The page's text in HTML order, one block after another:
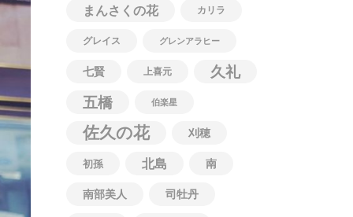
まんさくの花 カリラ
グレイス グレンアラヒー
七賢 上喜元
久礼
五橋
伯楽星
佐久の花 刈穂
初孫 北島 南
南部美人 司牡丹